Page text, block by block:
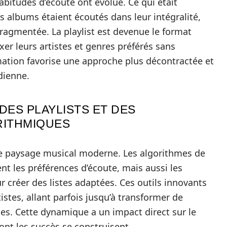
albums étaient écoutés dans leur intégralité,
La playlist est devenue le format
leurs artistes et genres préférés sans
favorise une approche plus décontractée et
PLAYLISTS ET DES
musical moderne. Les algorithmes de
les préférences d’écoute, mais aussi les
des listes adaptées. Ces outils innovants
allant parfois jusqu’à transformer de
Cette dynamique a un impact direct sur le